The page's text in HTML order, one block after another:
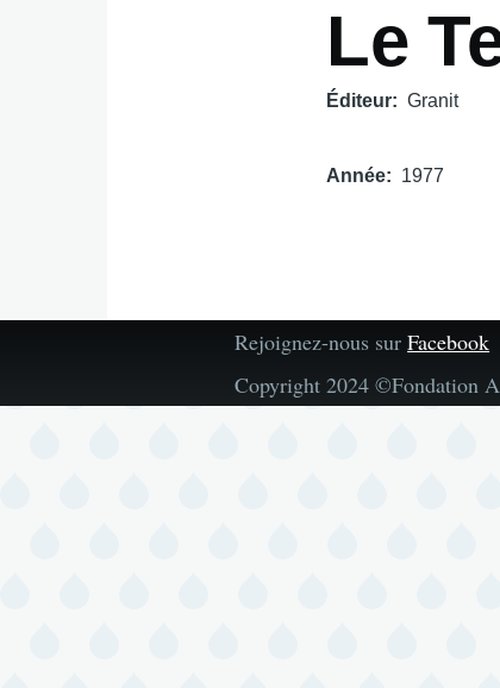
d'Ariane
Le
Éditeur Granit
Année 1977
Rejoignez-nous surFacebook
Copyright 2024 ©Fondation